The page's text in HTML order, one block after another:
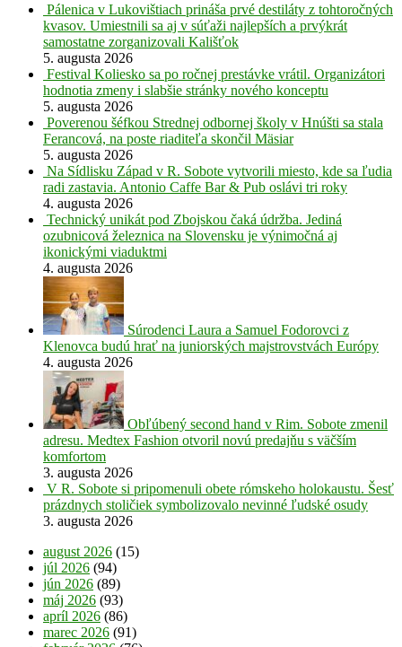
Pálenica v Lukovištiach prináša prvé destiláty z tohtoročných
kvasov. Umiestnili sa aj v súťaži najlepších a prvýkrát
samostatne zorganizovali Kališťok
5. augusta 2026
Festival Koliesko sa po ročnej prestávke vrátil. Organizátori
hodnotia zmeny i slabšie stránky nového konceptu
5. augusta 2026
Poverenou šéfkou Strednej odbornej školy v Hnúšti sa stala
Ferancová, na poste riaditeľa skončil Mäsiar
5. augusta 2026
Na Sídlisku Západ v R. Sobote vytvorili miesto, kde sa ľudia
radi zastavia. Antonio Caffe Bar & Pub oslávi tri roky
4. augusta 2026
Technický unikát pod Zbojskou čaká údržba. Jediná
ozubnicová železnica na Slovensku je výnimočná aj
ikonickými viaduktmi
4. augusta 2026
Súrodenci Laura a Samuel Fodorovci z
Klenovca budú hrať na juniorských majstrovstvách Európy
4. augusta 2026
Obľúbený second hand v Rim. Sobote zmenil
adresu. Medtex Fashion otvoril novú predajňu s väčším
komfortom
3. augusta 2026
V R. Sobote si pripomenuli obete rómskeho holokaustu. Šesť
prázdnych stoličiek symbolizovalo nevinné ľudské osudy
3. augusta 2026
august 2026 (15)
júl 2026 (94)
jún 2026 (89)
máj 2026 (93)
apríl 2026 (86)
marec 2026 (91)